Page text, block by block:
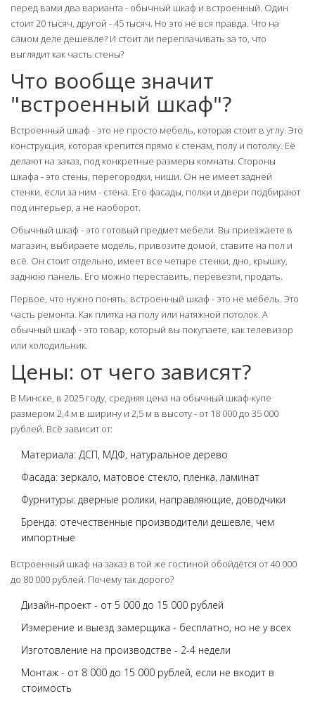
перед вами два варианта - обычный шкаф и встроенный. Один
стоит 20 тысяч, другой - 45 тысяч. Но это не вся правда. Что на
самом деле дешевле? И стоит ли переплачивать за то, что
выглядит как часть стены?
Что вообще значит
"встроенный шкаф"?
Встроенный шкаф - это не просто мебель, которая стоит в углу. Это
конструкция, которая крепится прямо к стенам, полу и потолку. Её
делают на заказ, под конкретные размеры комнаты. Стороны
шкафа - это стены, перегородки, ниши. Он не имеет задней
стенки, если за ним - стена. Его фасады, полки и двери подбирают
под интерьер, а не наоборот.
Обычный шкаф - это готовый предмет мебели. Вы приезжаете в
магазин, выбираете модель, привозите домой, ставите на пол и
всё. Он стоит отдельно, имеет все четыре стенки, дно, крышку,
заднюю панель. Его можно переставить, перевезти, продать.
Первое, что нужно понять: встроенный шкаф - это не мебель. Это
часть ремонта. Как плитка на полу или натяжной потолок. А
обычный шкаф - это товар, который вы покупаете, как телевизор
или холодильник.
Цены: от чего зависят?
В Минске, в 2025 году, средняя цена на обычный шкаф-купе
размером 2,4 м в ширину и 2,5 м в высоту - от 18 000 до 35 000
рублей. Всё зависит от:
Материала: ДСП, МДФ, натуральное дерево
Фасада: зеркало, матовое стекло, пленка, ламинат
Фурнитуры: дверные ролики, направляющие, доводчики
Бренда: отечественные производители дешевле, чем
импортные
Встроенный шкаф на заказ в той же гостиной обойдётся от 40 000
до 80 000 рублей. Почему так дорого?
Дизайн-проект - от 5 000 до 15 000 рублей
Измерение и выезд замерщика - бесплатно, но не у всех
Изготовление на производстве - 2-4 недели
Монтаж - от 8 000 до 15 000 рублей, если не входит в
стоимость